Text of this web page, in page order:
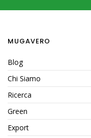
MUGAVERO
Blog
Chi Siamo
Ricerca
Green
Export